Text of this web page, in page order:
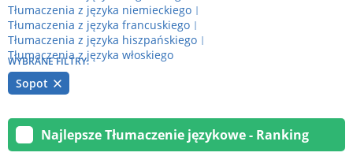
Tłumaczenia z języka niemieckiego |
Tłumaczenia z języka francuskiego |
Tłumaczenia z języka hiszpańskiego |
Tłumaczenia z języka włoskiego
WYBRANE FILTRY:
Sopot
Najlepsze Tłumaczenie językowe - Ranking